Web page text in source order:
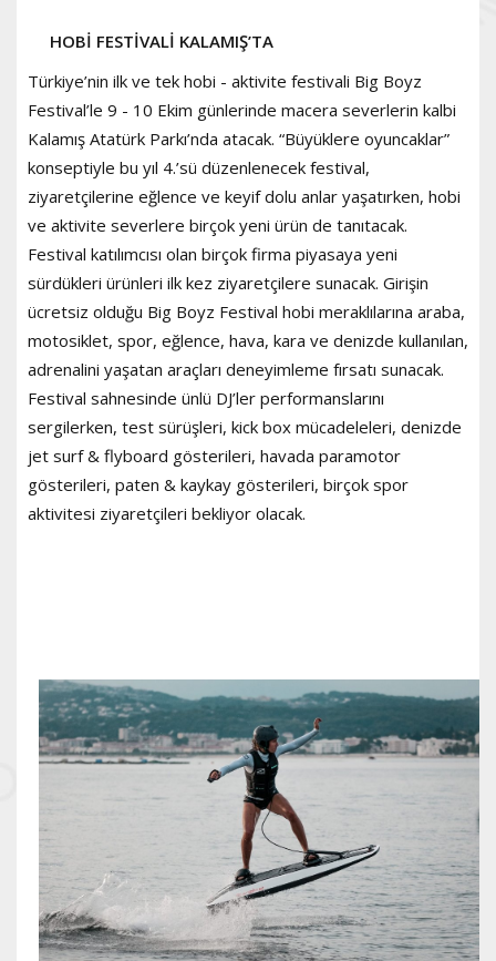
HOBİ FESTİVALİ KALAMIŞ’TA
Türkiye’nin ilk ve tek hobi - aktivite festivali Big Boyz
Festival’le 9 - 10 Ekim günlerinde macera severlerin kalbi
Kalamış Atatürk Parkı’nda atacak. “Büyüklere oyuncaklar”
konseptiyle bu yıl 4.’sü düzenlenecek festival,
ziyaretçilerine eğlence ve keyif dolu anlar yaşatırken, hobi
ve aktivite severlere birçok yeni ürün de tanıtacak.
Festival katılımcısı olan birçok firma piyasaya yeni
sürdükleri ürünleri ilk kez ziyaretçilere sunacak. Girişin
ücretsiz olduğu Big Boyz Festival hobi meraklılarına araba,
motosiklet, spor, eğlence, hava, kara ve denizde kullanılan,
adrenalini yaşatan araçları deneyimleme fırsatı sunacak.
Festival sahnesinde ünlü DJ’ler performanslarını
sergilerken, test sürüşleri, kick box mücadeleleri, denizde
jet surf & flyboard gösterileri, havada paramotor
gösterileri, paten & kaykay gösterileri, birçok spor
aktivitesi ziyaretçileri bekliyor olacak.